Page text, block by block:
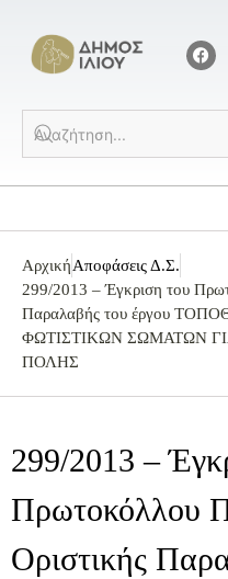
ΑρχικήΑποφάσεις Δ.Σ.
299/2013 – Έγκριση του
Παραλαβής του έργου
ΦΩΤΙΣΤΙΚΩΝ ΣΩΜΑΤΩΝ
ΠΟΛΗΣ
299/2013 –
Πρωτοκόλλου
Οριστικής